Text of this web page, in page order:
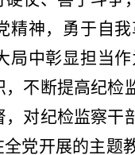
精神，勇于自
局中彰显担当
不断提高纪
对纪检监察干
全党开展的主